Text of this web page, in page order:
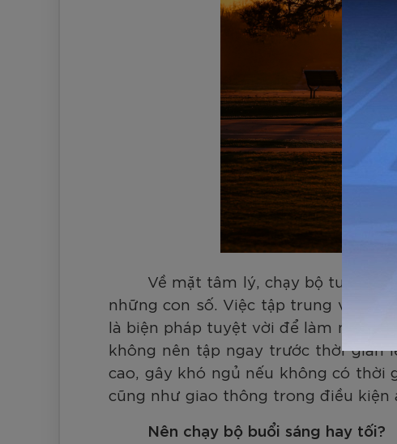
Về mặt tâm lý, chạy bộ tuổi tối
những con số. Việc tập trung vào
là biện pháp tuyệt vời để làm mới
không nên tập ngay trước thời gian
cao, gây khó ngủ nếu không có thời
cũng như giao thông trong điều kiện
Nên chạy bộ buổi sáng hay tối?